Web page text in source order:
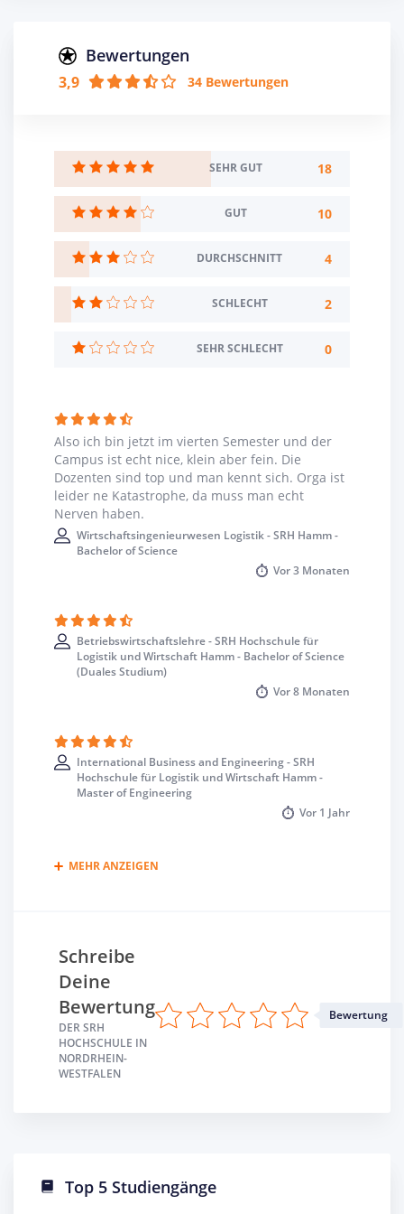
Statt einer hochschuleigenen Mensa gibt es eine
Partnerschaft mit einem nahegelegenen Restaurant. Der
Wohnraum in Hamm ist verhältnismäßig günstig.
Einrichtungen besteht. Dadurch haben Studenten etwa
die Möglichkeit, Prüfungen auch außerhalb Hamms an
einer der Partnerhochschulen abzulegen.
Studieninteressierte können die SRH Hochschule in
Nordrhein-Westfalen bei Infoveranstaltungen, beim
Beratungsfrühstück oder durch ein Schnupperstudium
kennenlernen. Vor Semesterbeginn kannst Du bei Bedarf
Basis- und Vorkurse in Mathe, Geometrie, Physik und
Excel belegen. Ein Auslandssemester während des
Studiums ist an einer der acht Partnerhochschulen in
Europa, den USA und Australien möglich.
vergeben. Eine Alumni-Vereinigung befindet sich noch im
Aufbau. Die Hochschule bietet ein kostenloses
Sportprogramm in den Bereichen Fußball, Volleyball und
Fitnessstudio an.
Bewertungen
3,9 34 Bewertungen
SEHR GUT 18
GUT 10
DURCHSCHNITT 4
SCHLECHT 2
SEHR SCHLECHT 0
Also ich bin jetzt im vierten Semester und der
Campus ist echt nice, klein aber fein. Die
Dozenten sind top und man kennt sich. Orga ist
leider ne Katastrophe, da muss man echt
Nerven haben.
Wirtschaftsingenieurwesen Logistik - SRH Hamm -
Bachelor of Science
Vor3 Monaten
Betriebswirtschaftslehre - SRH Hochschule für
Logistik und Wirtschaft Hamm - Bachelor of Science
(Duales Studium)
Vor8 Monaten
International Business and Engineering - SRH
Hochschule für Logistik und Wirtschaft Hamm -
Master of Engineering
Vor 1 Jahr
MEHR ANZEIGEN
Schreibe
Deine
Bewertung
DER SRH
HOCHSCHULE IN
NORDRHEIN-
WESTFALEN
Bewertung
Top 5 Studiengänge